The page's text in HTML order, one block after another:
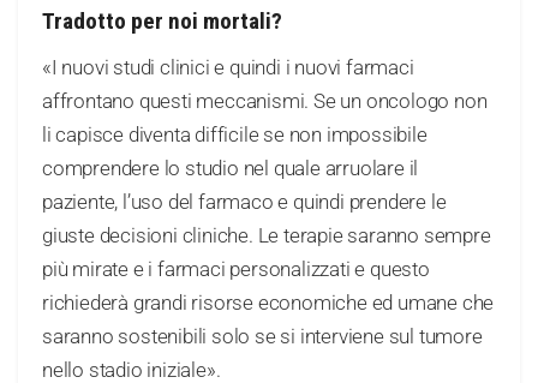
Tradotto per noi mortali?
«I nuovi studi clinici e quindi i nuovi farmaci
affrontano questi meccanismi. Se un oncologo non
li capisce diventa difficile se non impossibile
comprendere lo studio nel quale arruolare il
paziente, l’uso del farmaco e quindi prendere le
giuste decisioni cliniche. Le terapie saranno sempre
più mirate e i farmaci personalizzati e questo
richiederà grandi risorse economiche ed umane che
saranno sostenibili solo se si interviene sul tumore
nello stadio iniziale».